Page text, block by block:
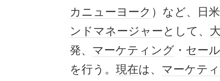
カ ニューヨーク ）など、日
ンドマネージャー として、
発、 マーケティング ・ セー
を行う。 現在は、 マーケテ